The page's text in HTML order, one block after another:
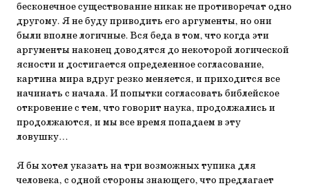
бесконечное существование никак не противоречат одно
другому. Я не буду приводить его аргументы, но они
были вполне логичные. Вся беда в том, что когда эти
аргументы наконец доводятся до некоторой логической
ясности и достигается определенное согласование,
картина мира вдруг резко меняется, и приходится все
начинать с начала. И попытки согласовать библейское
откровение с тем, что говорит наука, продолжались и
продолжаются, и мы все время попадаем в эту
ловушку…
Я бы хотел указать на три возможных тупика для
человека, с одной стороны знающего, что предлагает